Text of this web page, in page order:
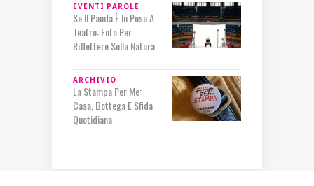
EVENTI PAROLE
Se Il Panda È In Posa A
Teatro: Foto Per
Riflettere Sulla Natura
ARCHIVIO
La Stampa Per Me:
Casa, Bottega E Sfida
Quotidiana